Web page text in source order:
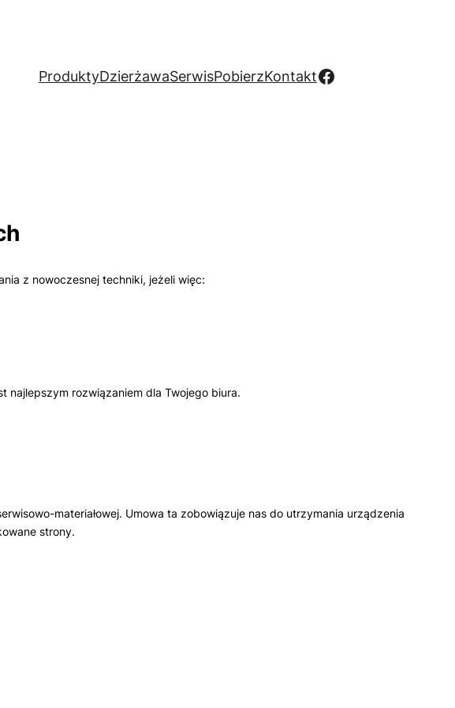
ProduktyDzierżawaSerwisPobierzKontaktFacebook
z nowoczesnej techniki, jeżeli więc:
rozwiązaniem dla Twojego biura.
materiałowej. Umowa ta zobowiązuje nas do utrzymania urządzenia
strony.